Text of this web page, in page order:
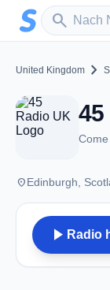
Zum Hauptinhalt
search
Sender
United Kingdom chevron_right
placeEdinburgh,
play_arrow Radio